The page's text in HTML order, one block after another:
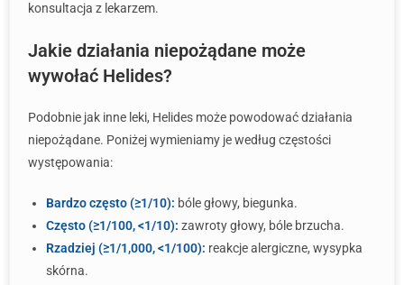
konsultacja z lekarzem.
Jakie działania niepożądane może
wywołać Helides?
Podobnie jak inne leki, Helides może powodować działania
niepożądane. Poniżej wymieniamy je według częstości
występowania:
Bardzo często (≥1/10): bóle głowy, biegunka.
Często (≥1/100, <1/10): zawroty głowy, bóle brzucha.
Rzadziej (≥1/1,000, <1/100): reakcje alergiczne, wysypka
skórna.